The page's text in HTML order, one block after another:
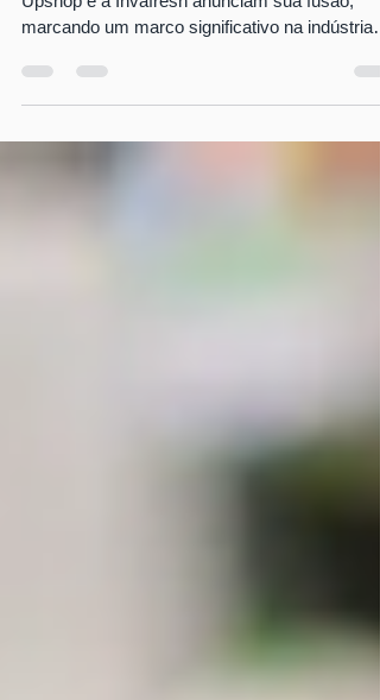
Nova York, NY – 9 de julho de 2024 — Hoje, a
Upshop e a Invafresh anunciam sua fusão,
marcando um marco significativo na indústria